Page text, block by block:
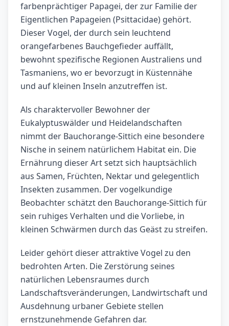
farbenprächtiger Papagei, der zur Familie der
Eigentlichen Papageien (Psittacidae) gehört.
Dieser Vogel, der durch sein leuchtend
orangefarbenes Bauchgefieder auffällt,
bewohnt spezifische Regionen Australiens und
Tasmaniens, wo er bevorzugt in Küstennähe
und auf kleinen Inseln anzutreffen ist.
Als charaktervoller Bewohner der
Eukalyptuswälder und Heidelandschaften
nimmt der Bauchorange-Sittich eine besondere
Nische in seinem natürlichem Habitat ein. Die
Ernährung dieser Art setzt sich hauptsächlich
aus Samen, Früchten, Nektar und gelegentlich
Insekten zusammen. Der vogelkundige
Beobachter schätzt den Bauchorange-Sittich für
sein ruhiges Verhalten und die Vorliebe, in
kleinen Schwärmen durch das Geäst zu streifen.
Leider gehört dieser attraktive Vogel zu den
bedrohten Arten. Die Zerstörung seines
natürlichen Lebensraumes durch
Landschaftsveränderungen, Landwirtschaft und
Ausdehnung urbaner Gebiete stellen
ernstzunehmende Gefahren dar.